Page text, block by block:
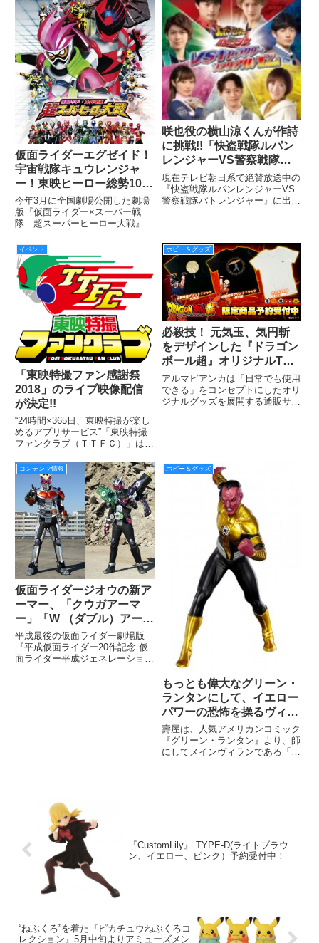
仮面ライダーエグゼイド！
宇宙戦隊キュウレンジャ
ー！東映ヒーロー総勢100
名登場！ 劇場版『仮面ラ
イダー×スーパー戦隊 超
スーパーヒーロー大戦』
売決定！
今年3月に全国劇場公開した劇場
版『仮面ライダー×スーパー戦
隊 超スーパーヒーロー大戦』の
（水）に発売されます！一つの大
きな軸を中心に、仮面ライダーと
スーパー戦隊が4年ぶりに完全共
演するオールヒーロー
咲也役の横山涼くんが作詩
に挑戦!!「快盗戦隊ルパン
レンジャーVS警察戦隊パ
トレンジャー」新曲キャラ
ソン7曲収録したキャラソ
ンアルバムが12月26日発
現在テレビ朝日系で絶賛放送中の
『快盗戦隊ルパンレンジャーVS
警察戦隊パトレンジャー』に出演
ンイエロー／早見初美花役の工藤
遥さん、パトレン１号
イベント
「東映特撮ファン感謝祭
2018」のライブ映像配信
が決定!!
“24時間×365日、東映特撮が楽し
めるアプリサービス”「東映特撮
ファンクラブ（ＴＴＦＣ）」は、
ァン感謝祭」を10月27日（土）
に開催する。そのメイン会場のラ
イブ映像が生配信されることが決
定した！
ホビー＆グッズ
必殺技！ 元気玉、気円斬
をデザインした『ドラゴン
ボール超』オリジナルTシ
ャツ７種類の受注開始！
アルマビアンカは「日常でも使用
できる」をコンセプトにしたオリ
ジナルグッズを展開する通販サイ
コンテンツ情報
仮面ライダージオウの新ア
ーマー、「クウガアーマ
ー」「W （ダブル）アーマ
ー」が映画に登場！
平成最後の仮面ライダー劇場版
『平成仮面ライダー20作記念 仮
面ライダー平成ジェネレーション
ホビー＆グッズ
もっとも偉大なグリーン・
ランタンにして、イエロー
パワーの恐怖を操るヴィラ
ン！ スケールフィギュア
「ARTFX+ シネストロ
NEW52」9月発売決定！
壽屋は、人気アメリカンコミック
『グリーン・ランタン』より、師
にしてメインヴィランである「シ
『CustomLily』 TYPE-D(ライトブラウ
ン、イエロー、ピンク）予約受付中！
“ねぶくろ”を着た『ピカチュウねぶくろコ
レクション』5月中旬よりアミューズメン